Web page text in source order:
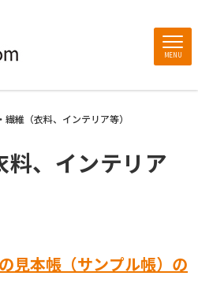
MENU
繊維（衣料、インテリア等）
料、インテリア
本帳（サンプル帳）の